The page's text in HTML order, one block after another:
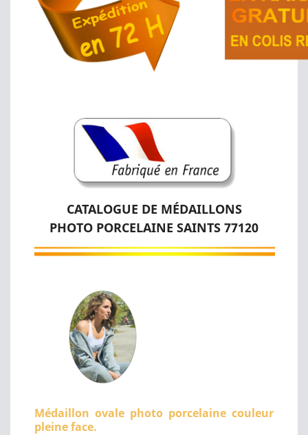
CATALOGUE DE MÉDAILLONS
PHOTO PORCELAINE SAINTS 77120
Médaillon ovale photo porcelaine couleur
pleine face.